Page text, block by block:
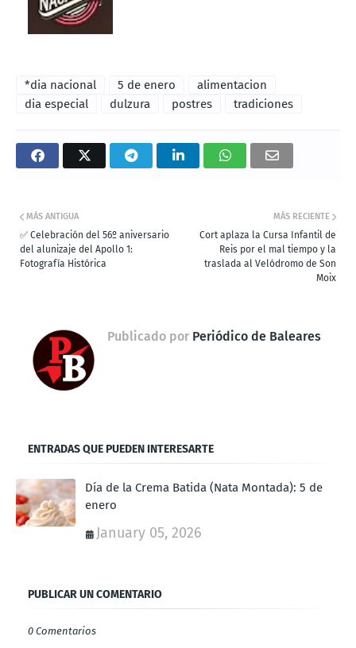
*dia nacional 5 de enero
alimentacion
dia especial
dulzura postres tradiciones
MÁS RECIENTE
Cort aplaza la Cursa Infantil de
Reis por el mal tiempo y la
traslada al Velódromo de Son
Moix
MÁS ANTIGUA
✅ Celebración del 56º aniversario
del alunizaje del Apollo 1:
Fotografía Histórica
Publicado por Periódico de Baleares
ENTRADAS QUE PUEDEN INTERESARTE
Día de la Crema Batida (Nata Montada): 5 de
enero
January 05, 2026
PUBLICAR UN COMENTARIO
0 Comentarios